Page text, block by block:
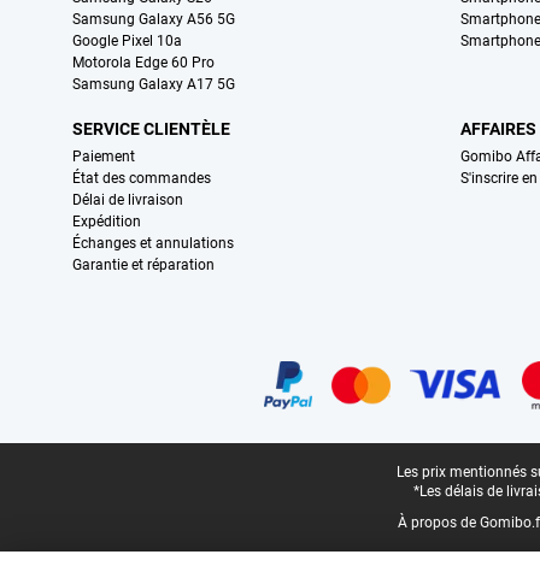
Samsung Galaxy A56 5G
Google Pixel 10a
Motorola Edge 60 Pro
Samsung Galaxy A17 5G
SERVICE CLIENTÈLE
Paiement
État des commandes
Délai de livraison
Expédition
Échanges et annulations
Garantie et réparation
AFFAIRES
Gomibo
S'inscrire
Les prix mentionnés
*Les délais de
À propos de